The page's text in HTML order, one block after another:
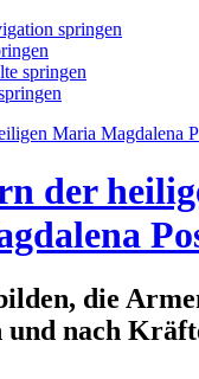
springen
springen
der
die
und nach